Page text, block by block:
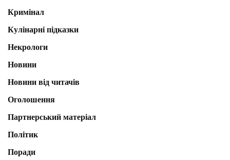
Кримінал
Кулінарні підказки
Некрологи
Новини
Новини від читачів
Оголошення
Партнерський матеріал
Політик
Поради